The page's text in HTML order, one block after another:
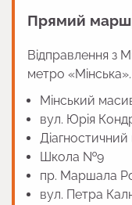
Прямий
Відправлення з
метро
Мінський
вул. Юрія
Діагностичний
Школа №9
пр. Маршала
вул. Петра